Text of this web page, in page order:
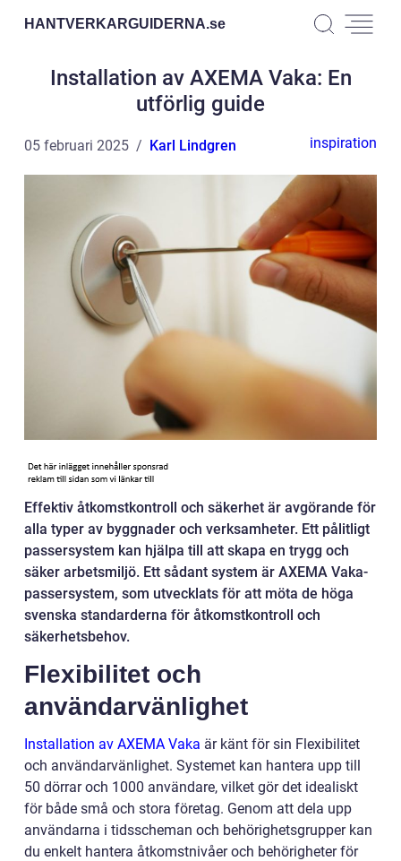
HANTVERKARGUIDERNA.se
Installation av AXEMA Vaka: En
utförlig guide
05 februari 2025 Karl Lindgren inspiration
Effektiv åtkomstkontroll och säkerhet är avgörande för
alla typer av byggnader och verksamheter. Ett pålitligt
passersystem kan hjälpa till att skapa en trygg och
säker arbetsmiljö. Ett sådant system är AXEMA Vaka-
passersystem, som utvecklats för att möta de höga
svenska standarderna för åtkomstkontroll och
säkerhetsbehov.
Flexibilitet och
användarvänlighet
Installation av AXEMA Vaka är känt för sin Flexibilitet
och användarvänlighet. Systemet kan hantera upp till
50 dörrar och 1000 användare, vilket gör det idealiskt
för både små och stora företag. Genom att dela upp
användarna i tidsscheman och behörighetsgrupper kan
du enkelt hantera åtkomstnivåer och behörigheter för